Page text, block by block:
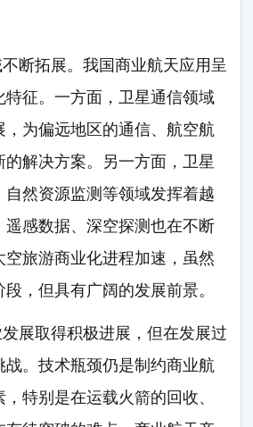
断拓展。我国商业航天应用呈
特征。一方面，卫星通信领域
，为偏远地区的通信、航空航
解决方案。另一方面，卫星
自然资源监测等领域发挥着越
遥感数据、深空探测也在不断
空旅游商业化进程加速，虽然
，但具有广阔的发展前景。
展取得积极进展，但在发展过
战。技术瓶颈仍是制约商业航
特别是在运载火箭的回收、